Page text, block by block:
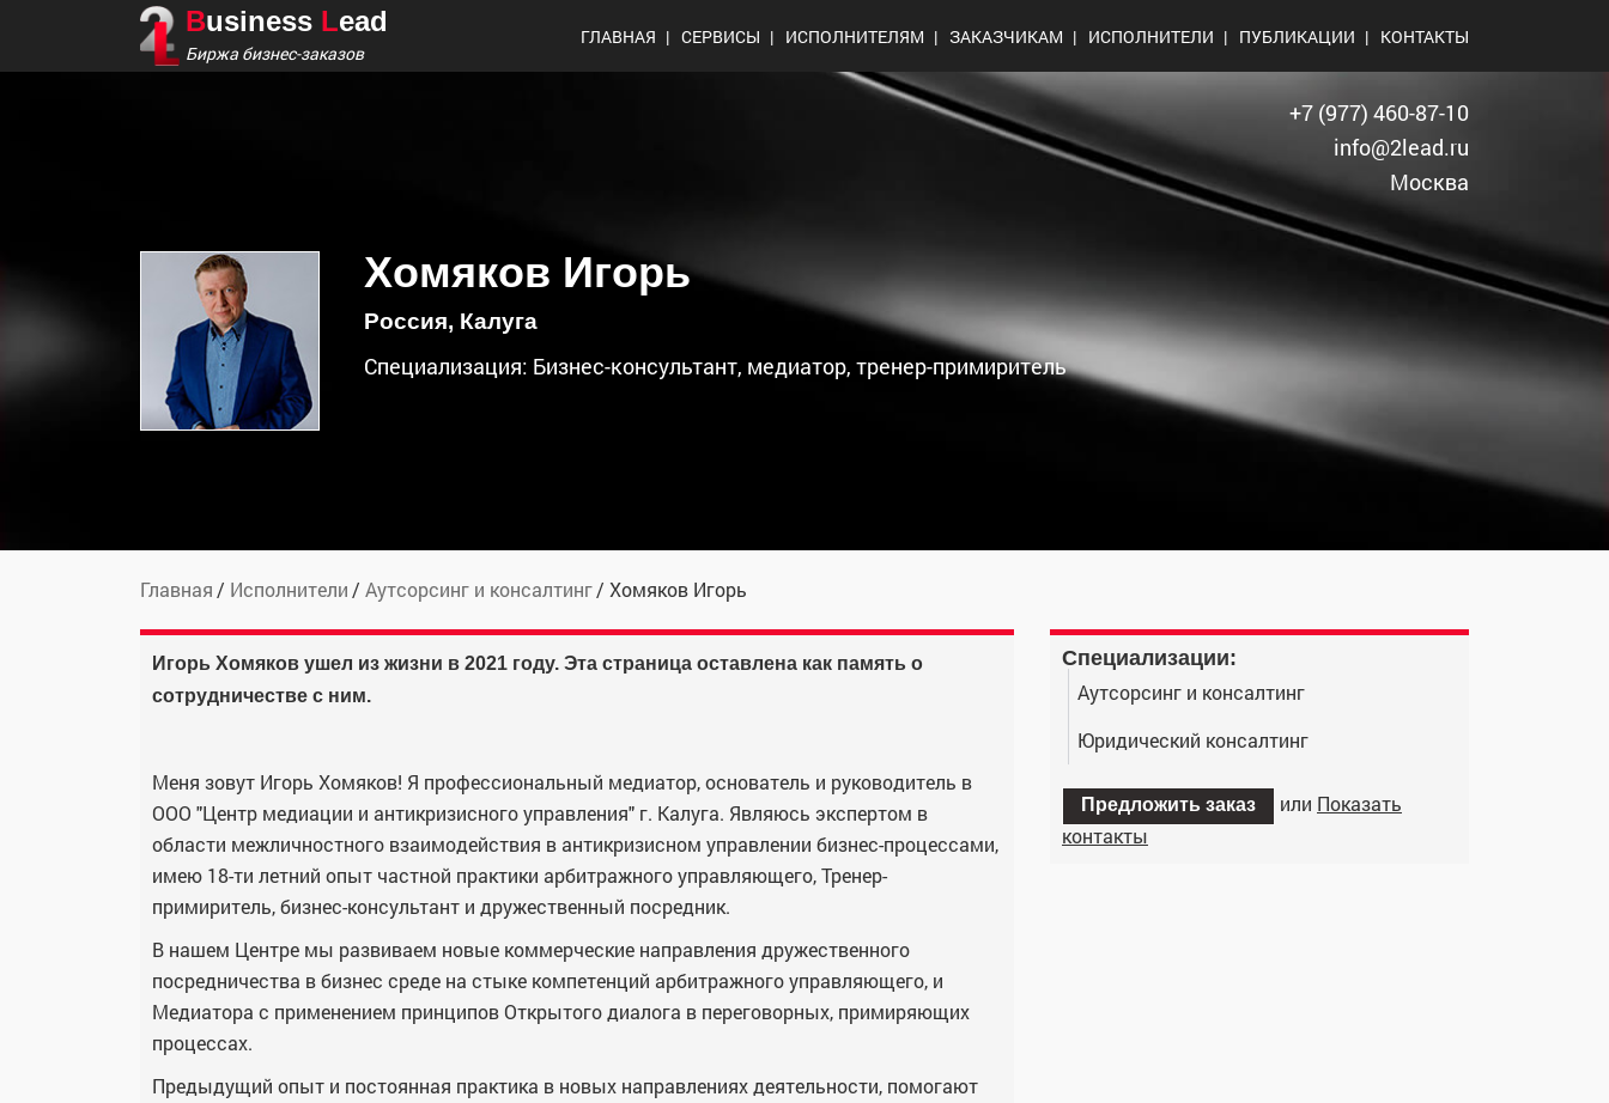
Business Lead
Биржа бизнес-заказов
ГЛАВНАЯ СЕРВИСЫ ИСПОЛНИТЕЛЯМ ЗАКАЗЧИКАМ ИСПОЛНИТЕЛИ ПУБЛИКАЦИИ КОНТАКТЫ
+7 (977) 460-87-10
info@2lead.ru
Москва
Хомяков Игорь
Россия, Калуга
Специализация: Бизнес-консультант, медиатор, тренер-примиритель
Главная Исполнители Аутсорсинг и консалтинг Хомяков Игорь
Игорь Хомяков ушел из жизни в 2021 году. Эта страница оставлена как память о
сотрудничестве с ним.
Меня зовут Игорь Хомяков! Я профессиональный медиатор, основатель и руководитель в
ООО "Центр медиации и антикризисного управления" г. Калуга. Являюсь экспертом в
области межличностного взаимодействия в антикризисном управлении бизнес-процессами,
имею 18-ти летний опыт частной практики арбитражного управляющего, Тренер-
примиритель, бизнес-консультант и дружественный посредник.
В нашем Центре мы развиваем новые коммерческие направления дружественного
посредничества в бизнес среде на стыке компетенций арбитражного управляющего, и
Медиатора с применением принципов Открытого диалога в переговорных, примиряющих
процессах.
Предыдущий опыт и постоянная практика в новых направлениях деятельности, помогают
Cпециализации:
Аутсорсинг и консалтинг
Юридический консалтинг
Предложить заказ или Показать
контакты